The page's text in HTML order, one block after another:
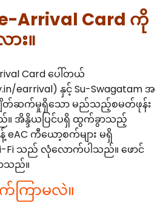
Arrival Card ကို
း။
Card ပေါ်တယ်
earrival) နှင့် Su-Swagatam အ
ဆက်မှုရှိသော မည်သည့်စမတ်ဖုန်း
အိန္ဒိယပြင်ပရှိ ထွက်ခွာသည့်
ကီယော့စက်များ မရှိ
သည် လုံလောက်ပါသည်။ ဖောင်
ာသည်။
ြာမလဲ။